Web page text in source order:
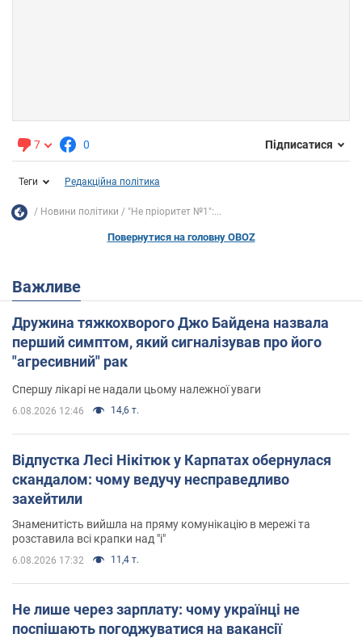
7 0 Підписатися
Теги Редакційна політика
Новини політики "Не пріоритет №1":...
Повернутися на головну OBOZ
Важливе
Дружина тяжкохворого Джо Байдена назвала
перший симптом, який сигналізував про його
"агресивний" рак
Спершу лікарі не надали цьому належної уваги
6.08.2026 12:46 14,6 т.
Відпустка Лесі Нікітюк у Карпатах обернулася
скандалом: чому ведучу несправедливо
захейтили
Знаменитість вийшла на пряму комунікацію в мережі та
розставила всі крапки над "і"
6.08.2026 17:32 11,4 т.
Не лише через зарплату: чому українці не
поспішають погоджуватися на вакансії